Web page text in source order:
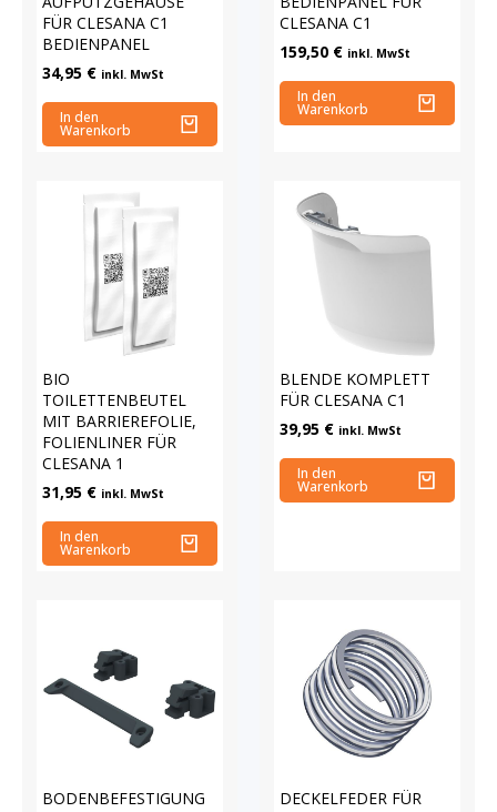
FÜR CLESANA C1
BEDIENPANEL
34,95 € inkl. MwSt
In den
Warenkorb
CLESANA C1
159,50 € inkl. MwSt
In den
Warenkorb
BIO
TOILETTENBEUTEL
MIT BARRIEREFOLIE,
FOLIENLINER FÜR
CLESANA 1
31,95 € inkl. MwSt
In den
Warenkorb
BLENDE KOMPLETT
FÜR CLESANA C1
39,95 € inkl. MwSt
In den
Warenkorb
BODENBEFESTIGUNG
DECKELFEDER FÜR